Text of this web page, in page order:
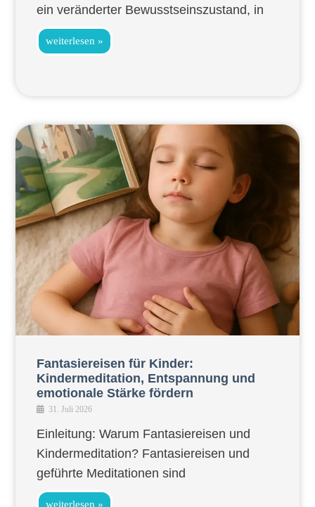
ein veränderter Bewusstseinszustand, in
weiterlesen »
Fantasiereisen für Kinder:
Kindermeditation, Entspannung und
emotionale Stärke fördern
31. Juli 2026
Einleitung: Warum Fantasiereisen und
Kindermeditation? Fantasiereisen und
geführte Meditationen sind
weiterlesen »